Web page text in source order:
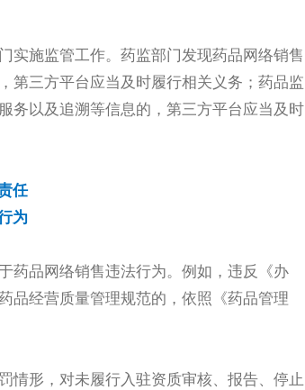
实施监管工作。药监部门发现药品网络销售
第三方平台应当及时履行相关义务；药品监
务以及追溯等信息的，第三方平台应当及时
任
为
药品网络销售违法行为。例如，违反《办
品经营质量管理规范的，依照《药品管理
情形，对未履行入驻资质审核、报告、停止